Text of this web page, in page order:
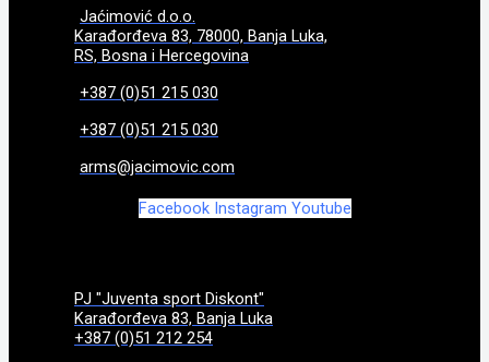
Jaćimović d.o.o.
Karađorđeva 83, 78000, Banja Luka,
RS, Bosna i Hercegovina
+387 (0)51 215 030
+387 (0)51 215 030
arms@jacimovic.com
Facebook Instagram Youtube
PJ "Juventa sport Diskont"
Karađorđeva 83, Banja Luka
+387 (0)51 212 254